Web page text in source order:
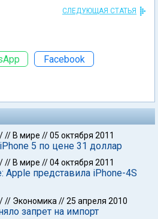
СЛЕДУЮЩАЯ СТАТЬЯ
Facebook
// В мире //05 октября 2011
5 по цене 31 доллар
// В мире //04 октября 2011
Apple представила iPhone-4S
// Экономика //25 апреля 2010
запрет на импорт